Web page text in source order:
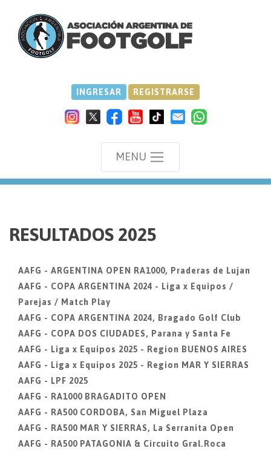
INGRESAR REGISTRARSE
MENU
RESULTADOS 2025
AAFG - ARGENTINA OPEN RA1000, Praderas de Lujan
AAFG - COPA ARGENTINA 2024 - Liga x Equipos /
Parejas / Match Play
AAFG - COPA ARGENTINA 2024, Bragado Golf Club
AAFG - COPA DOS CIUDADES, Parana y Santa Fe
AAFG - Liga x Equipos 2025 - Region BUENOS AIRES
AAFG - Liga x Equipos 2025 - Region MAR Y SIERRAS
AAFG - LPF 2025
AAFG - RA1000 BRAGADITO OPEN
AAFG - RA500 CORDOBA, San Miguel Plaza
AAFG - RA500 MAR Y SIERRAS, La Serranita Open
AAFG - RA500 PATAGONIA & Circuito Gral.Roca